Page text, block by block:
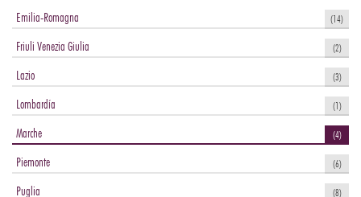
Emilia-Romagna (14)
Friuli Venezia Giulia (2)
Lazio (3)
Lombardía (1)
Marche (4)
Piemonte (6)
Puglia (8)